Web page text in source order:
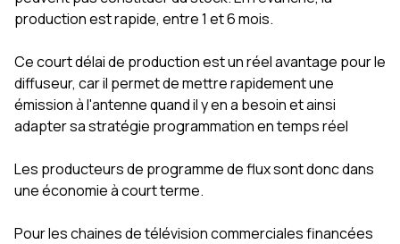
production est rapide, entre 1 et 6 mois.
Ce court délai de production est un réel avantage pour le
diffuseur, car il permet de mettre rapidement une
émission à l'antenne quand il y en a besoin et ainsi
adapter sa stratégie programmation en temps réel
Les producteurs de programme de flux sont donc dans
une économie à court terme.
Pour les chaines de télévision commerciales financées